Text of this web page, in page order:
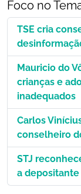
Foco no
TSE cria
Mauricio do
crianças e
inadequados
Carlos
conselheiro
STJ
a